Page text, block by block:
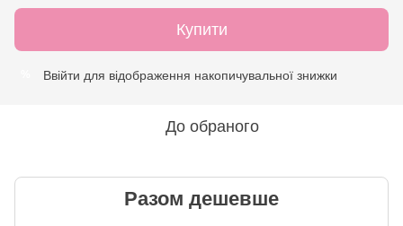
Купити
Ввійти для відображення накопичувальної знижки
До обраного
Разом дешевше